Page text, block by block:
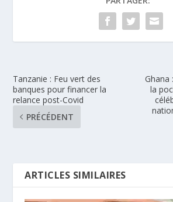
Tanzanie : Feu vert des
banques pour financer la
relance post-Covid
PRÉCÉDENT
Ghana
la
ARTICLES SIMILAIRES